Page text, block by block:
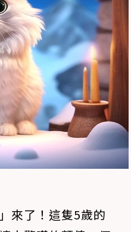
」來了！這隻5歲的